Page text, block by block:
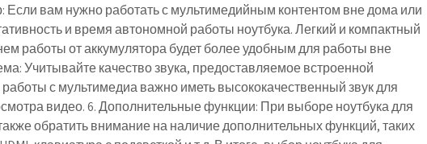
Если вам нужно работать с мультимедийным контентом вне дома или
и время автономной работы ноутбука. Легкий и компактный
работы от аккумулятора будет более удобным для работы вне
Учитывайте качество звука, предоставляемое встроенной
с мультимедиа важно иметь высококачественный звук для
видео. 6. Дополнительные функции: При выборе ноутбука для
обратить внимание на наличие дополнительных функций, таких